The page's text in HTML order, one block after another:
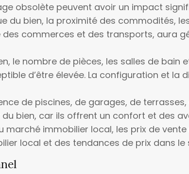
obsolète peuvent avoir un impact
du bien, la proximité des commodités,
commerces et des transports, aura
le nombre de pièces, les salles de bain
d’être élevée. La configuration et
de piscines, de garages, de
bien, car ils offrent un confort et des
marché immobilier local, les prix de
local et des tendances de prix dans le